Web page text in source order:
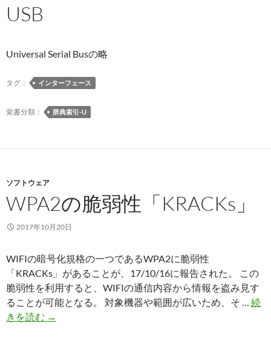
ズ
ー
ジ
USB
Universal Serial Busの略
タグ： インターフェース
覚書分類： 辞典索引-U
ソフトウェア
WPA2の脆弱性「KRACKs」
2017年10月20日
WIFIの暗号化規格の一つであるWPA2に脆弱性
「KRACKs」があることが、17/10/16に報告された。 この
脆弱性を利用すると、WIFIの通信内容から情報を盗み見す
ることが可能となる。 対象機器や範囲が広いため、そ … 続
きを読む WPA2
→